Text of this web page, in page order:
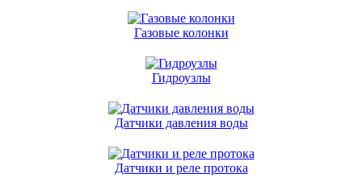
Газовые колонки
Гидроузлы
Датчики давления воды
Датчики и реле протока